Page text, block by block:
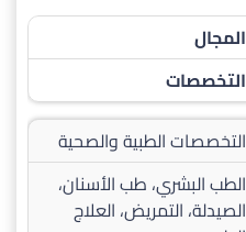
المجال
التخصصات
التخصصات الطبية والصحية
الطب البشري، طب الأسنان،
الصيدلة، التمريض، العلاج